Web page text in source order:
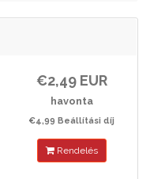
€2,49 EUR
havonta
€4,99 Beállítási díj
Rendelés